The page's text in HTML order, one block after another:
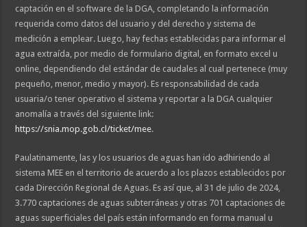
captación en el software de la DGA, completando la información
requerida como datos del usuario y del derecho y sistema de
medición a emplear. Luego, hay fechas establecidas para informar el
agua extraída, por medio de formulario digital, en formato excel u
online, dependiendo del estándar de caudales al cual pertenece (muy
pequeño, menor, medio y mayor). Es responsabilidad de cada
usuaria/o tener operativo el sistema y reportar a la DGA cualquier
anomalía a través del siguiente link:
https://snia.mop.gob.cl/ticket/mee.
Paulatinamente, las y los usuarios de aguas han ido adhiriendo al
sistema MEE en el territorio de acuerdo a los plazos establecidos por
cada Dirección Regional de Aguas. Es así que, al 31 de julio de 2024,
3.770 captaciones de aguas subterráneas y otras 701 captaciones de
aguas superficiales del país están informando en forma manual u